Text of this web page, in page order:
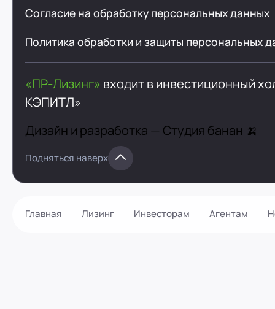
Главная Лизинг Инвесторам Агентам
Согласие на обработку персональных данных
Политика обработки и защиты персональных
«ПР-Лизинг» входит в инвестиционный
КЭПИТЛ»
Дизайн и разработка — Студия банан 🍌
Подняться наверх